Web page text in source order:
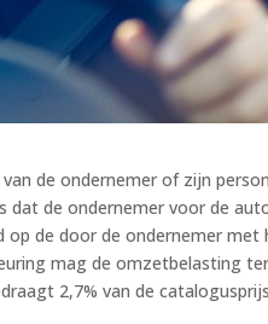
de ondernemer of zijn
de ondernemer voor de
de door de ondernemer
mag de omzetbelasting
2,7% van de